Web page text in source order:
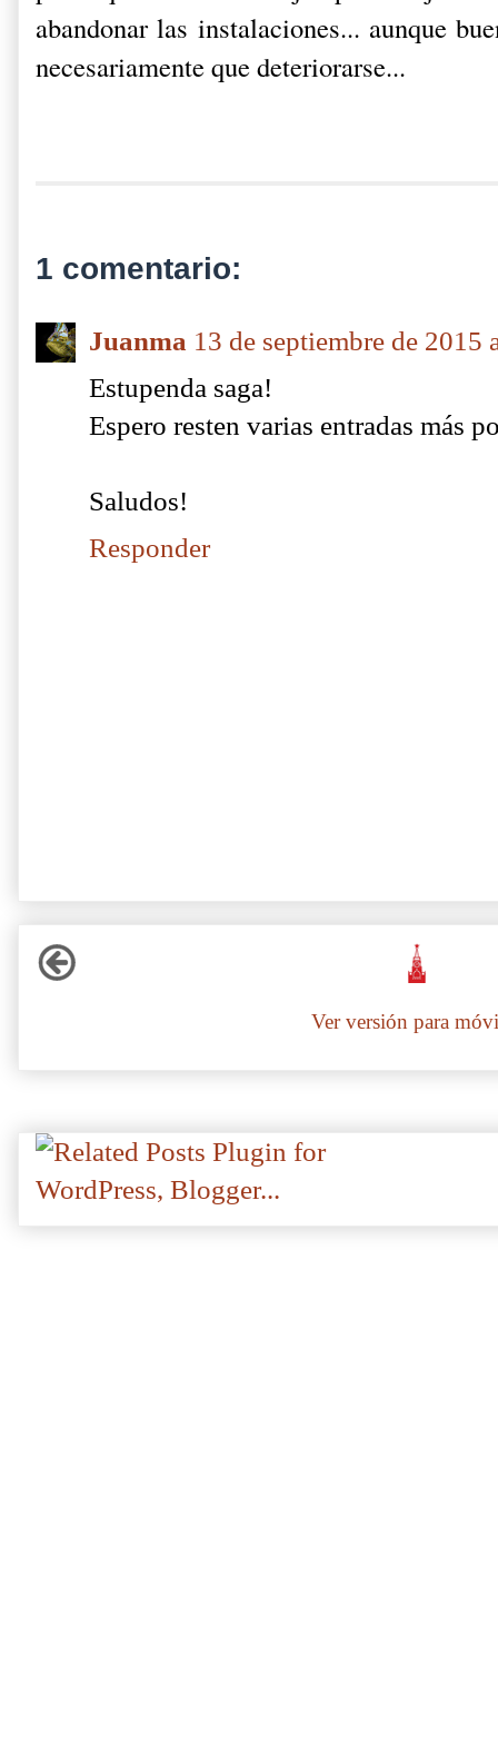
abandonar las instalaciones... aunque
necesariamente que deteriorarse...
1 comentario:
Juanma 13 de septiembre de 2015
Estupenda saga!
Espero resten varias entradas más
Saludos!
Responder
Ver versión para